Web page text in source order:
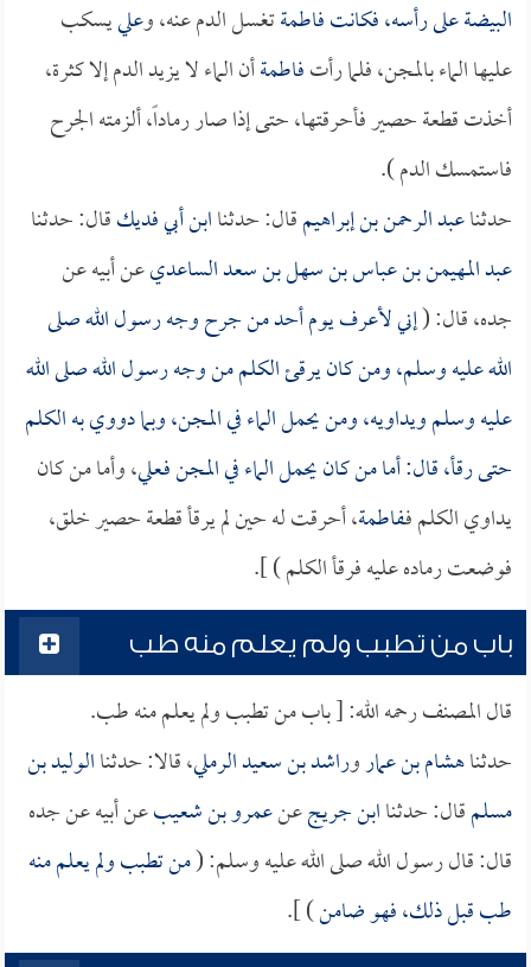
البيضة على رأسه، فكانتفاطمةتغسل الدم عنه، وعلييسكب
عليها الماء بالمجن، فلما رأتفاطمةأن الماء لا يزيد الدم إلا كثرة،
أخذت قطعة حصير فأحرقتها، حتى إذا صار رماداً، ألزمته الجرح
فاستمسك الدم ).
حدثناعبد الرحمن بن إبراهيمقال: حدثناابن أبي فديكقال: حدثنا
عبد المهيمن بن عباس بن سهل بن سعد الساعديعن أبيه عن
جده، قال: (إني لأعرف يوم أحد من جرح وجه رسول الله صلى
الله عليه وسلم، ومن كان يرقئ الكلم من وجه رسول الله صلى الله
عليه وسلم ويداويه، ومن يحمل الماء في المجن، وبما دووي به الكلم
حتى رقأ، قال: أما من كان يحمل الماء في المجن فـعلي، وأما من كان
يداوي الكلم فـفاطمة، أحرقت له حين لم يرقأ قطعة حصير خلق،
فوضعت رماده عليه فرقأ الكلم ) ].
باب من تطبب ولم يعلم منه طب
قال المصنف رحمه الله: [ باب من تطبب ولم يعلم منه طب.
حدثناهشام بن عماروراشد بن سعيد الرملي، قالا: حدثناالوليد بن
مسلمقال: حدثناابن جريجعنعمرو بن شعيبعن أبيه عن جده
قال: قال رسول الله صلى الله عليه وسلم: (من تطبب ولم يعلم منه
طب قبل ذلك، فهو ضامن) ].